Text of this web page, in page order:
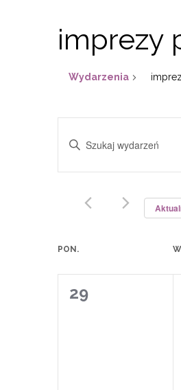
imprezy
Wydarzenia
Nawigacja
Wpisz
kluczowe.
Wydarzenia.
Kalendarz
Wydarzenia
PON.
0
29